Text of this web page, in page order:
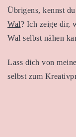
Übrigens, kennst du
Wal? Ich zeige dir,
Wal selbst nähen
Lass dich von
selbst zum